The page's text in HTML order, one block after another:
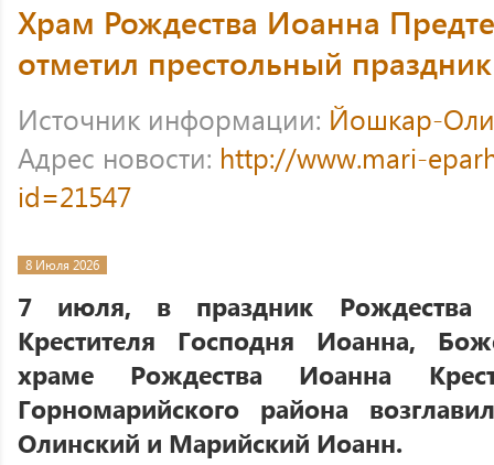
Храм Рождества Иоанна
отметил престольный праздник
Источник информации: Йошкар-
Адрес новости: http://www.mari-
id=21547
8 Июля 2026
7 июля, в праздник Рождества
Крестителя Господня Иоанна,
храме Рождества Иоанна
Горномарийского района
Олинский и Марийский Иоанн.